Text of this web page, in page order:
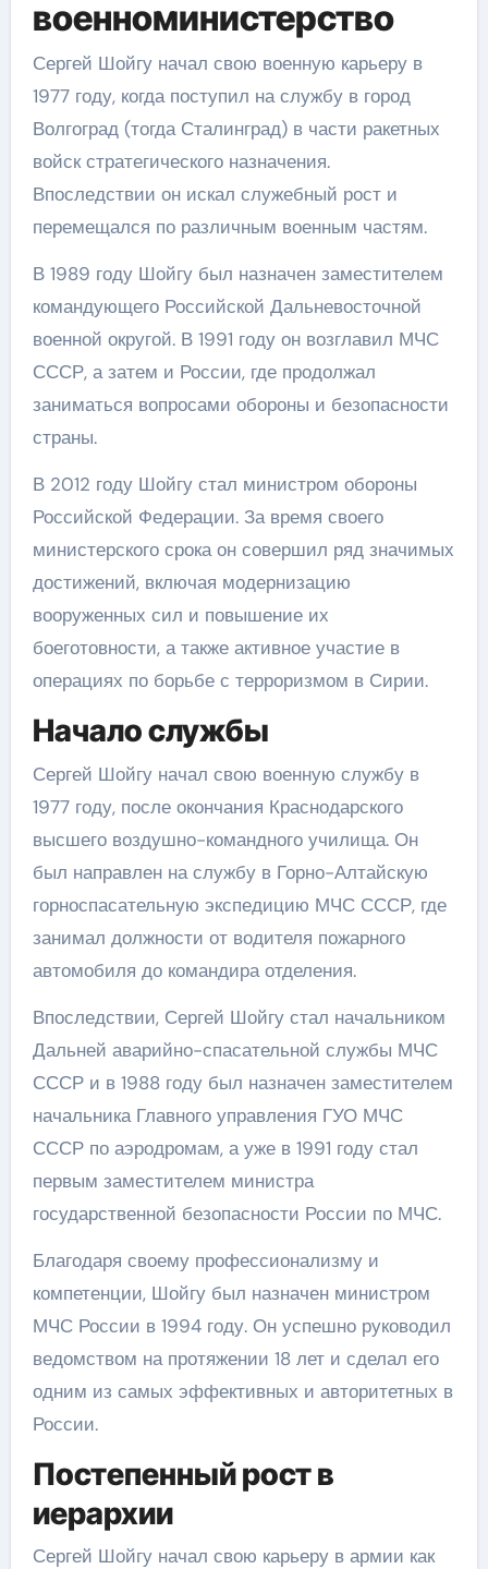
военноминистерство
Сергей Шойгу начал свою военную карьеру в
1977 году, когда поступил на службу в город
Волгоград (тогда Сталинград) в части ракетных
войск стратегического назначения.
Впоследствии он искал служебный рост и
перемещался по различным военным частям.
В 1989 году Шойгу был назначен заместителем
командующего Российской Дальневосточной
военной округой. В 1991 году он возглавил МЧС
СССР, а затем и России, где продолжал
заниматься вопросами обороны и безопасности
страны.
В 2012 году Шойгу стал министром обороны
Российской Федерации. За время своего
министерского срока он совершил ряд значимых
достижений, включая модернизацию
вооруженных сил и повышение их
боеготовности, а также активное участие в
операциях по борьбе с терроризмом в Сирии.
Начало службы
Сергей Шойгу начал свою военную службу в
1977 году, после окончания Краснодарского
высшего воздушно-командного училища. Он
был направлен на службу в Горно-Алтайскую
горноспасательную экспедицию МЧС СССР, где
занимал должности от водителя пожарного
автомобиля до командира отделения.
Впоследствии, Сергей Шойгу стал начальником
Дальней аварийно-спасательной службы МЧС
СССР и в 1988 году был назначен заместителем
начальника Главного управления ГУО МЧС
СССР по аэродромам, а уже в 1991 году стал
первым заместителем министра
государственной безопасности России по МЧС.
Благодаря своему профессионализму и
компетенции, Шойгу был назначен министром
МЧС России в 1994 году. Он успешно руководил
ведомством на протяжении 18 лет и сделал его
одним из самых эффективных и авторитетных в
России.
Постепенный рост в
иерархии
Сергей Шойгу начал свою карьеру в армии как